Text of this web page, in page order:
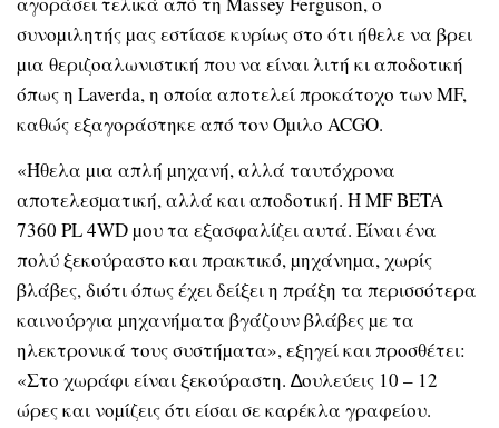
συνοµιλητής µας εστίασε κυρίως στο ότι ήθελε να βρει
µια θεριζοαλωνιστική που να είναι λιτή κι αποδοτική
όπως η Laverda, η οποία αποτελεί προκάτοχο των MF,
καθώς εξαγοράστηκε από τον Όµιλο ACGO.
«Ήθελα µια απλή µηχανή, αλλά ταυτόχρονα
αποτελεσµατική, αλλά και αποδοτική. Η MF BETA
7360 PL 4WD µου τα εξασφαλίζει αυτά. Είναι ένα
πολύ ξεκούραστο και πρακτικό, µηχάνηµα, χωρίς
βλάβες, διότι όπως έχει δείξει η πράξη τα περισσότερα
καινούργια µηχανήµατα βγάζουν βλάβες µε τα
ηλεκτρονικά τους συστήµατα», εξηγεί και προσθέτει:
«Στο χωράφι είναι ξεκούραστη. ∆ουλεύεις 10 – 12
ώρες και νοµίζεις ότι είσαι σε καρέκλα γραφείου.